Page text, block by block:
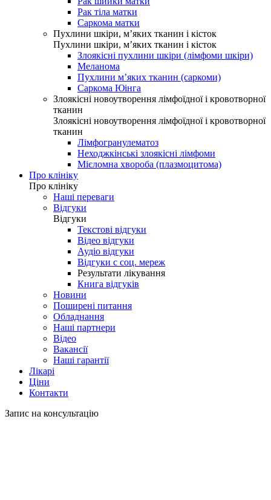
Рак тіла матки
Саркома матки
Пухлини шкіри, м’яких тканин і кісток
Пухлини шкіри, м’яких тканин і кісток
Злоякісні пухлини шкіри (лімфоми шкіри)
Меланома
Пухлини м’яких тканин (саркоми)
Саркома Юінга
Злоякісні новоутворення лімфоїдної і кровотворної
тканин
Злоякісні новоутворення лімфоїдної і кровотворної
тканин
Лімфогранулематоз
Неходжкінські злоякісні лімфоми
Мієломна хвороба (плазмоцитома)
Про клініку
Про клініку
Наші переваги
Відгуки
Відгуки
Текстові відгуки
Відео відгуки
Аудіо відгуки
Відгуки с соц. мереж
Результати лікування
Книга відгуків
Новини
Поширені питання
Обладнання
Наші партнери
Відео
Вакансії
Наші гарантії
Лікарі
Ціни
Контакти
Запис на консультацію